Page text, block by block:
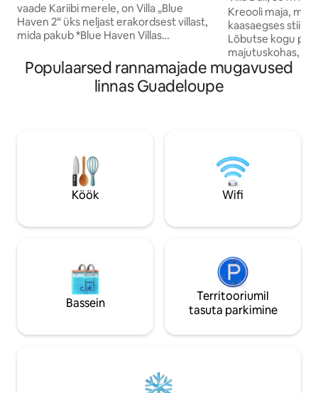
vaade Kariibi merele, on Villa „Blue
Haven 2“ üks neljast erakordsest villast,
mida pakub *Blue Haven Villas
voodit, ideaalne paarile või väikesele
perele - Privaatne soolaveega infinity-
bassein. - Sääsevõrgud akendel ja
Nõudepesumasin ja pesumasin,
Nespresso masin - Parkimine, a-c, grill,
wifi - snorgeldamisvarustus
vahel
Kreooli maja, mis
kaasaegses stiilis
Lõbutse kogu
majutuskohas,
kõige ilusamate
kaugusel
kus on
Basseinis olles
hingemattev.
Populaarsed rannamajade mugavused
linnas Guadeloupe
Köök Wifi
Bassein
Territooriumil
tasuta parkimine